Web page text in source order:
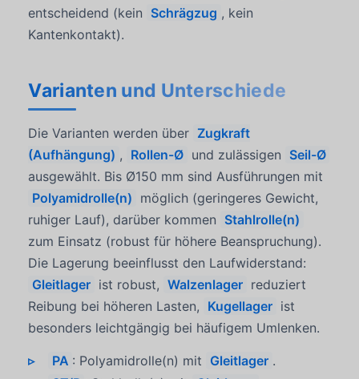
entscheidend (kein Schrägzug , kein
Kantenkontakt).
Varianten und Unterschiede
Die Varianten werden über Zugkraft
(Aufhängung) , Rollen-Ø und zulässigen Seil-Ø
ausgewählt. Bis Ø150 mm sind Ausführungen mit
Polyamidrolle(n) möglich (geringeres Gewicht,
ruhiger Lauf), darüber kommen Stahlrolle(n)
zum Einsatz (robust für höhere Beanspruchung).
Die Lagerung beeinflusst den Laufwiderstand:
Gleitlager ist robust, Walzenlager reduziert
Reibung bei höheren Lasten, Kugellager ist
besonders leichtgängig bei häufigem Umlenken.
PA : Polyamidrolle(n) mit Gleitlager .